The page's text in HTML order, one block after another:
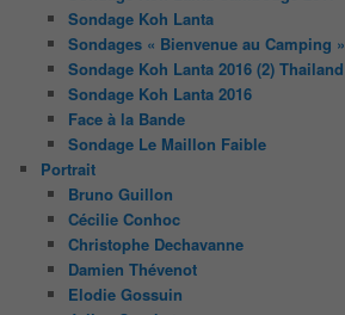
Sondage Koh Lanta
Sondages « Bienvenue au Camping »
Sondage Koh Lanta 2016 (2) Thailand
Sondage Koh Lanta 2016
Face à la Bande
Sondage Le Maillon Faible
Portrait
Bruno Guillon
Cécilie Conhoc
Christophe Dechavanne
Damien Thévenot
Elodie Gossuin